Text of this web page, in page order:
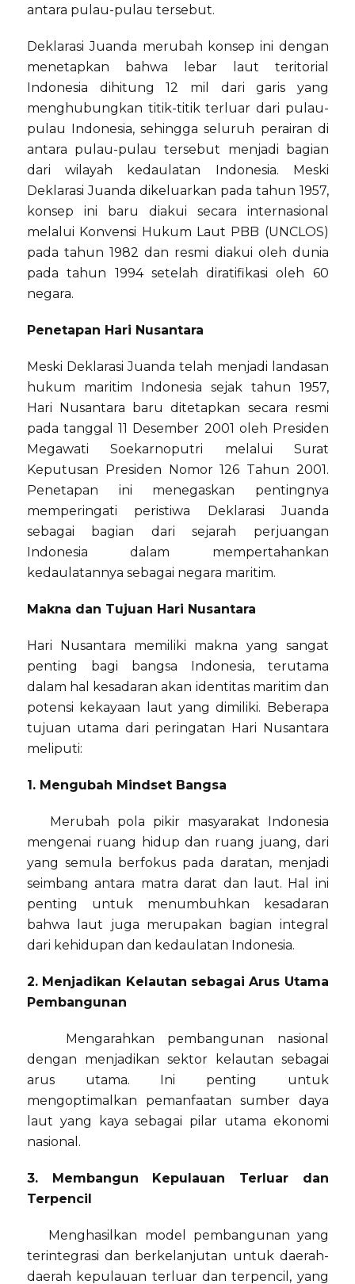
antara pulau-pulau tersebut.
Deklarasi Juanda merubah konsep ini dengan
menetapkan bahwa lebar laut teritorial
Indonesia dihitung 12 mil dari garis yang
menghubungkan titik-titik terluar dari pulau-
pulau Indonesia, sehingga seluruh perairan di
antara pulau-pulau tersebut menjadi bagian
dari wilayah kedaulatan Indonesia. Meski
Deklarasi Juanda dikeluarkan pada tahun 1957,
konsep ini baru diakui secara internasional
melalui Konvensi Hukum Laut PBB (UNCLOS)
pada tahun 1982 dan resmi diakui oleh dunia
pada tahun 1994 setelah diratifikasi oleh 60
negara.
Penetapan Hari Nusantara
Meski Deklarasi Juanda telah menjadi landasan
hukum maritim Indonesia sejak tahun 1957,
Hari Nusantara baru ditetapkan secara resmi
pada tanggal 11 Desember 2001 oleh Presiden
Megawati Soekarnoputri melalui Surat
Keputusan Presiden Nomor 126 Tahun 2001.
Penetapan ini menegaskan pentingnya
memperingati peristiwa Deklarasi Juanda
sebagai bagian dari sejarah perjuangan
Indonesia dalam mempertahankan
kedaulatannya sebagai negara maritim.
Makna dan Tujuan Hari Nusantara
Hari Nusantara memiliki makna yang sangat
penting bagi bangsa Indonesia, terutama
dalam hal kesadaran akan identitas maritim dan
potensi kekayaan laut yang dimiliki. Beberapa
tujuan utama dari peringatan Hari Nusantara
meliputi:
1. Mengubah Mindset Bangsa
Merubah pola pikir masyarakat Indonesia
mengenai ruang hidup dan ruang juang, dari
yang semula berfokus pada daratan, menjadi
seimbang antara matra darat dan laut. Hal ini
penting untuk menumbuhkan kesadaran
bahwa laut juga merupakan bagian integral
dari kehidupan dan kedaulatan Indonesia.
2. Menjadikan Kelautan sebagai Arus Utama
Pembangunan
Mengarahkan pembangunan nasional
dengan menjadikan sektor kelautan sebagai
arus utama. Ini penting untuk
mengoptimalkan pemanfaatan sumber daya
laut yang kaya sebagai pilar utama ekonomi
nasional.
3. Membangun Kepulauan Terluar dan
Terpencil
Menghasilkan model pembangunan yang
terintegrasi dan berkelanjutan untuk daerah-
daerah kepulauan terluar dan terpencil, yang